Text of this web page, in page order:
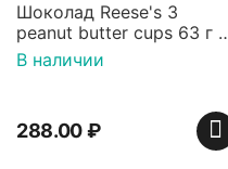
Шоколад Reese's 3
peanut butter cups 63 г с
арахисовой пастой
В наличии
288.00₽